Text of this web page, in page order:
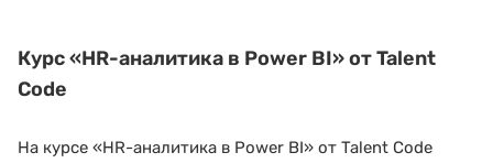
Курс«HR-аналитика в Power BI»от Talent
Code
На курсе «HR-аналитика в Power BI» от Talent Code